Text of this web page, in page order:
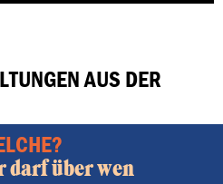
AUS DER
über wen